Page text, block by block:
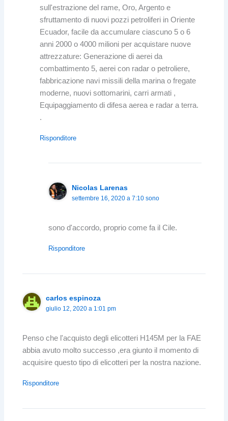
sull'estrazione del rame, Oro, Argento e
sfruttamento di nuovi pozzi petroliferi in Oriente
Ecuador, facile da accumulare ciascuno 5 o 6
anni 2000 o 4000 milioni per acquistare nuove
attrezzature: Generazione di aerei da
combattimento 5, aerei con radar o petroliere,
fabbricazione navi missili della marina o fregate
moderne, nuovi sottomarini, carri armati ,
Equipaggiamento di difesa aerea e radar a terra.
.
Risponditore
Nicolas Larenas
settembre 16, 2020 a 7:10 sono
sono d'accordo, proprio come fa il Cile.
Risponditore
carlos espinoza
giulio 12, 2020 a 1:01 pm
Penso che l'acquisto degli elicotteri H145M per la FAE
abbia avuto molto successo ,era giunto il momento di
acquisire questo tipo di elicotteri per la nostra nazione.
Risponditore